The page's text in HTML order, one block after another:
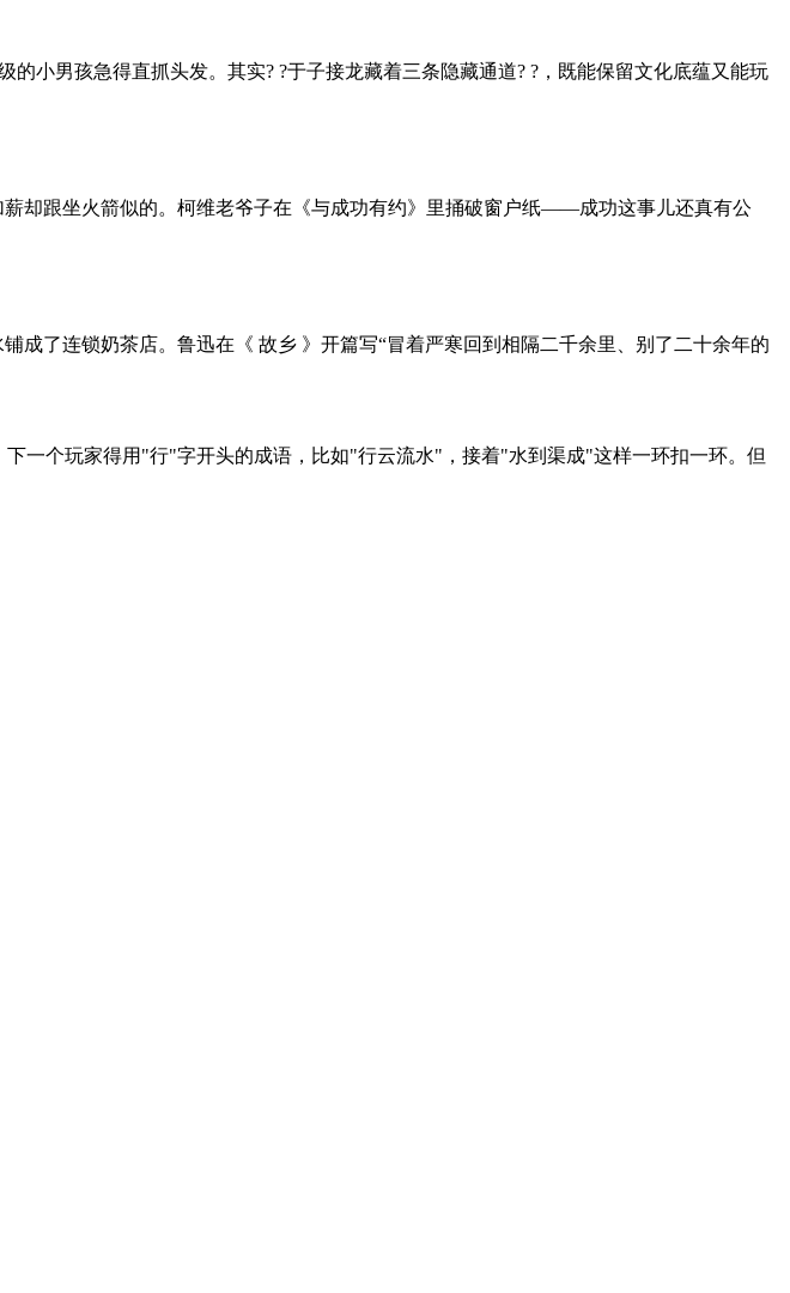
小男孩急得直抓头发。其实? ?于子接龙藏着三条隐藏通道? ?，既能保留文化底蕴又能玩
却跟坐火箭似的。柯维老爷子在《与成功有约》里捅破窗户纸——成功这事儿还真有公
成了连锁奶茶店。鲁迅在《 故乡 》开篇写“冒着严寒回到相隔二千余里、别了二十余年的
一个玩家得用"行"字开头的成语，比如"行云流水"，接着"水到渠成"这样一环扣一环。但